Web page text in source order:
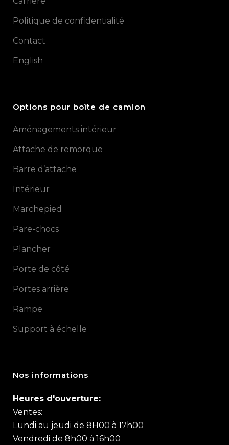
Politique de confidentialité
Contact
English
Options pour boîte de camion
Aménagements intérieur
Attache de remorque
Barre d’attache
Intérieur
Marchepied
Pare-chocs
Plancher
Porte de côté
Portes arrière
Rampe
Support à échelle
Nos informations
Heures d'ouverture:
Ventes:
Lundi au jeudi de 8H00 à 17h00
Vendredi de 8h00 à 16h00